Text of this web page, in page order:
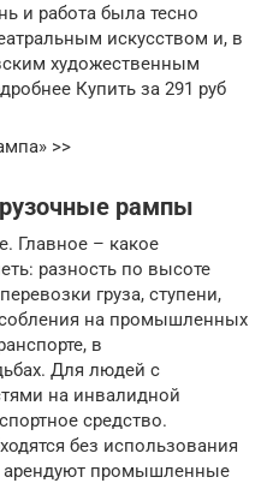
и работа была тесно
искусством и, в
художественным
Купить за 291 руб
>>
рампы
Главное – какое
разность по высоте
груза, ступени,
на промышленных
в
Для людей с
на инвалидной
средство.
без использования
промышленные